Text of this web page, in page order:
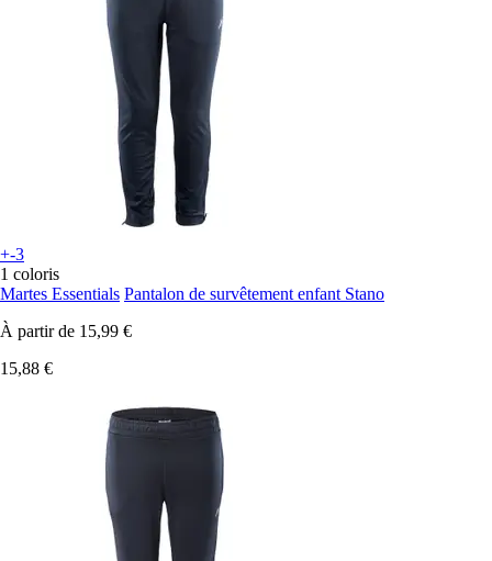
+-3
1 coloris
Martes Essentials Pantalon de survêtement enfant Stano
À partir de 15,99 €
15,88 €